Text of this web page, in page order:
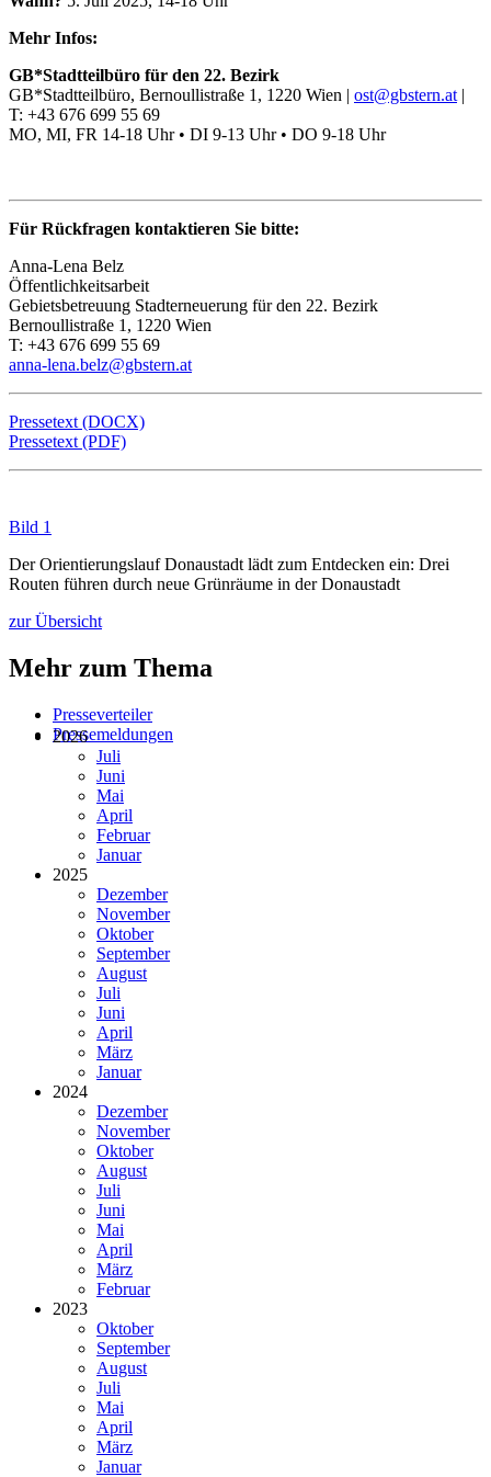
Mehr Infos:
GB*Stadtteilbüro für den 22. Bezirk
GB*Stadtteilbüro, Bernoullistraße 1, 1220 Wien | ost@gbstern.at |
T: +43 676 699 55 69
MO, MI, FR 14-18 Uhr • DI 9-13 Uhr • DO 9-18 Uhr
Für Rückfragen kontaktieren Sie bitte:
Anna-Lena Belz
Öffentlichkeitsarbeit
Gebietsbetreuung Stadterneuerung für den 22. Bezirk
Bernoullistraße 1, 1220 Wien
T: +43 676 699 55 69
anna-lena.belz@gbstern.at
Pressetext (DOCX)
Pressetext (PDF)
Bild 1
Der Orientierungslauf Donaustadt lädt zum Entdecken ein: Drei
Routen führen durch neue Grünräume in der Donaustadt
zur Übersicht
Mehr zum Thema
Presseverteiler
Pressemeldungen
2026
Juli
Juni
Mai
April
Februar
Januar
2025
Dezember
November
Oktober
September
August
Juli
Juni
April
März
Januar
2024
Dezember
November
Oktober
August
Juli
Juni
Mai
April
März
Februar
2023
Oktober
September
August
Juli
Mai
April
März
Januar